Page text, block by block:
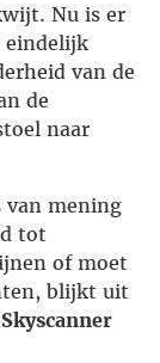
Nu is er
eindelijk
van de
de
naar
van mening
tot
of moet
blijkt uit
Skyscanner